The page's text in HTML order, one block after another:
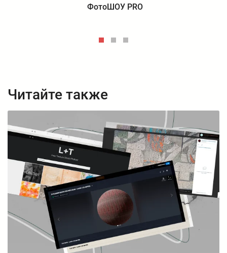
ФотоШОУ PRO
Читайте также